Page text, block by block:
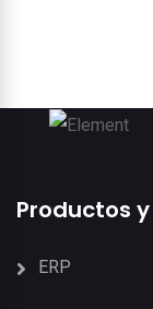
Productos
ERP